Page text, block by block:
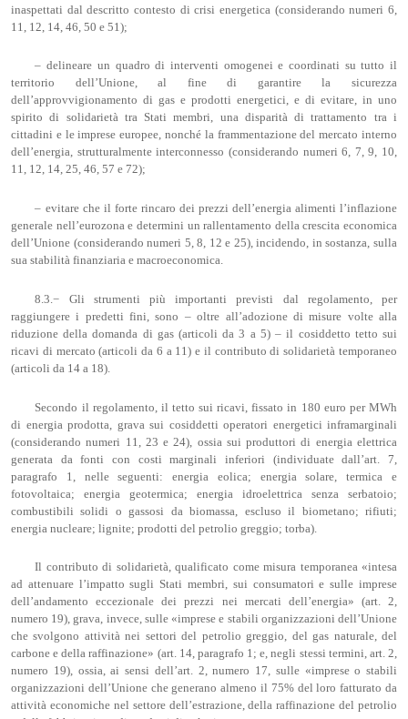
inaspettati dal descritto contesto di crisi energetica (considerando numeri 6,
11, 12, 14, 46, 50 e 51);
– delineare un quadro di interventi omogenei e coordinati su tutto il
territorio dell’Unione, al fine di garantire la sicurezza
dell’approvvigionamento di gas e prodotti energetici, e di evitare, in uno
spirito di solidarietà tra Stati membri, una disparità di trattamento tra i
cittadini e le imprese europee, nonché la frammentazione del mercato interno
dell’energia, strutturalmente interconnesso (considerando numeri 6, 7, 9, 10,
11, 12, 14, 25, 46, 57 e 72);
– evitare che il forte rincaro dei prezzi dell’energia alimenti l’inflazione
generale nell’eurozona e determini un rallentamento della crescita economica
dell’Unione (considerando numeri 5, 8, 12 e 25), incidendo, in sostanza, sulla
sua stabilità finanziaria e macroeconomica.
8.3.− Gli strumenti più importanti previsti dal regolamento, per
raggiungere i predetti fini, sono – oltre all’adozione di misure volte alla
riduzione della domanda di gas (articoli da 3 a 5) – il cosiddetto tetto sui
ricavi di mercato (articoli da 6 a 11) e il contributo di solidarietà temporaneo
(articoli da 14 a 18).
Secondo il regolamento, il tetto sui ricavi, fissato in 180 euro per MWh
di energia prodotta, grava sui cosiddetti operatori energetici inframarginali
(considerando numeri 11, 23 e 24), ossia sui produttori di energia elettrica
generata da fonti con costi marginali inferiori (individuate dall’art. 7,
paragrafo 1, nelle seguenti: energia eolica; energia solare, termica e
fotovoltaica; energia geotermica; energia idroelettrica senza serbatoio;
combustibili solidi o gassosi da biomassa, escluso il biometano; rifiuti;
energia nucleare; lignite; prodotti del petrolio greggio; torba).
Il contributo di solidarietà, qualificato come misura temporanea «intesa
ad attenuare l’impatto sugli Stati membri, sui consumatori e sulle imprese
dell’andamento eccezionale dei prezzi nei mercati dell’energia» (art. 2,
numero 19), grava, invece, sulle «imprese e stabili organizzazioni dell’Unione
che svolgono attività nei settori del petrolio greggio, del gas naturale, del
carbone e della raffinazione» (art. 14, paragrafo 1; e, negli stessi termini, art. 2,
numero 19), ossia, ai sensi dell’art. 2, numero 17, sulle «imprese o stabili
organizzazioni dell’Unione che generano almeno il 75% del loro fatturato da
attività economiche nel settore dell’estrazione, della raffinazione del petrolio